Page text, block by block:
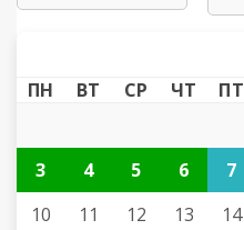
ПН ВТ СР ЧТ ПТ
3
4 5 6 7
10
11 12 13 14